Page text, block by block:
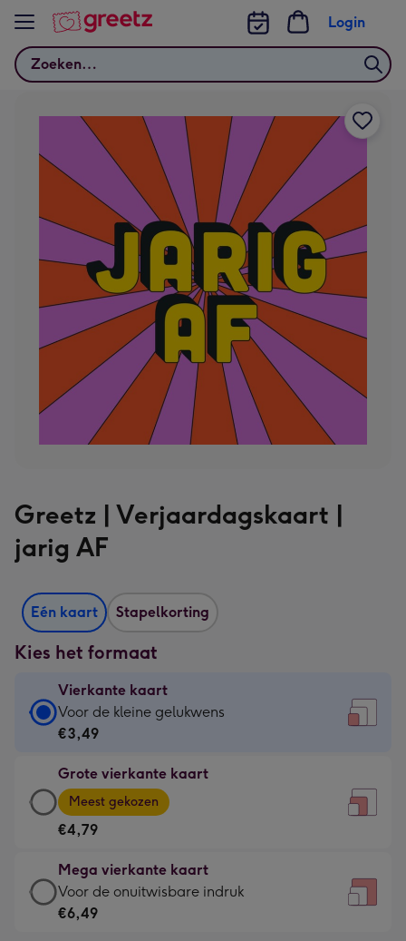
Bekijk meer
Zoeken
Login
Greetz | Verjaardagskaart |
jarig AF
Eén kaart Stapelkorting
Kies het formaat
Vierkante kaart
Vierkante
kaart
€3,49
-
Voor
kleine
gelukwens
-
Voor de kleine gelukwens
€3,49
Grote vierkante kaart
Grote
vierkante
kaart
-
€4,79
-
Meest
Meest gekozen
€4,79
Mega vierkante kaart
Mega
vierkante
Voor de onuitwisbare indruk
€6,49